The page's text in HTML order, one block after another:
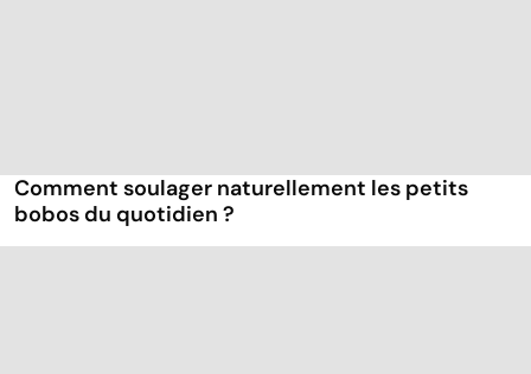
Comment soulager naturellement les petits
bobos du quotidien ?